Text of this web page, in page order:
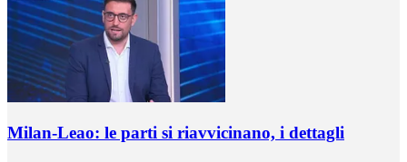
Milan-Leao: le parti si riavvicinano, i dettagli